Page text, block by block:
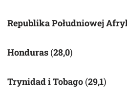
Republika Południowej
Honduras (28,0)
Trynidad i Tobago (29,1)